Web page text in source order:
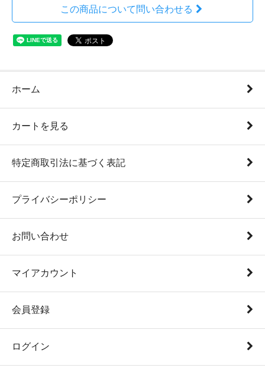
この商品について問い合わせる
ホーム
カートを見る
特定商取引法に基づく表記
プライバシーポリシー
お問い合わせ
マイアカウント
会員登録
ログイン